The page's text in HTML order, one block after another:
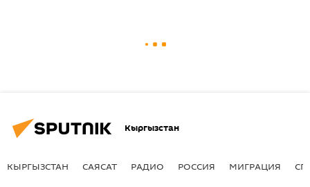
Кыргызстан
КЫРГЫЗСТАН САЯСАТ РАДИО РОССИЯ МИГРАЦИЯ